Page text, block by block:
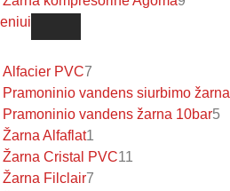
Alfacier PVC7
Pramoninio vandens siurbimo žarna
Pramoninio vandens žarna 10bar5
Žarna Alfaflat1
Žarna Cristal PVC11
Žarna Filclair7